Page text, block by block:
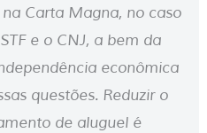
Carta Magna, no caso
e o CNJ, a bem da
econômica
questões. Reduzir o
de aluguel é